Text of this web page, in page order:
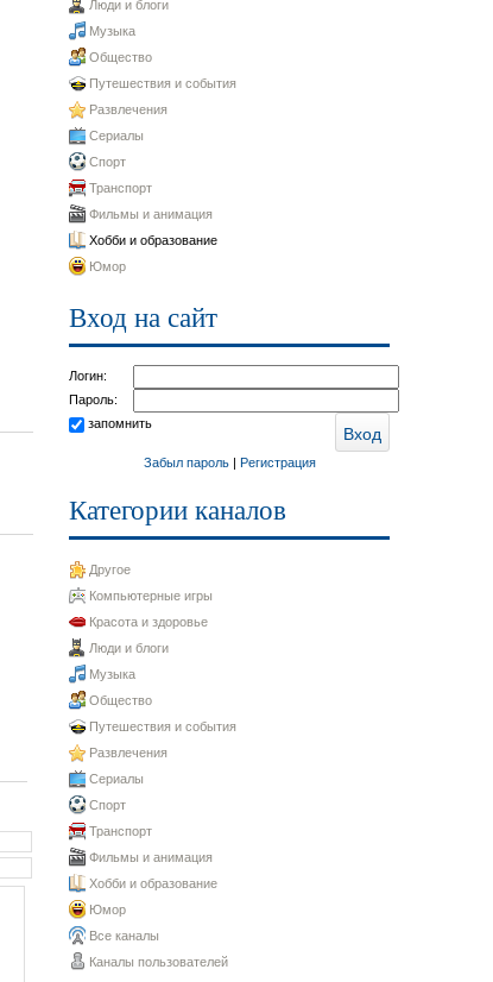
Люди и блоги
Музыка
Общество
Путешествия и события
Развлечения
Сериалы
Спорт
Транспорт
Фильмы и анимация
Хобби и образование
Юмор
Вход на сайт
Логин:
Пароль:
запомнить
Забыл пароль| Регистрация
Категории каналов
Другое
Компьютерные игры
Красота и здоровье
Люди и блоги
Музыка
Общество
Путешествия и события
Развлечения
Сериалы
Спорт
Транспорт
Фильмы и анимация
Хобби и образование
Юмор
Все каналы
Каналы пользователей